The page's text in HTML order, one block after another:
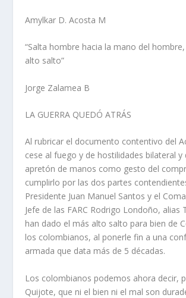
Amylkar D. Acosta M
“Salta hombre hacia la mano del
alto salto”
Jorge Zalamea B
LA GUERRA QUEDÓ ATRÁS
Al rubricar el documento contentivo del
cese al fuego y de hostilidades bilateral y
apretón de manos como gesto del
cumplirlo por las dos partes
Presidente Juan Manuel Santos y el
Jefe de las FARC Rodrigo Londoño, alias
han dado el más alto salto para bien de
los colombianos, al ponerle fin a una
armada que data más de 5 décadas.
Los colombianos podemos ahora decir,
Quijote, que ni el bien ni el mal son